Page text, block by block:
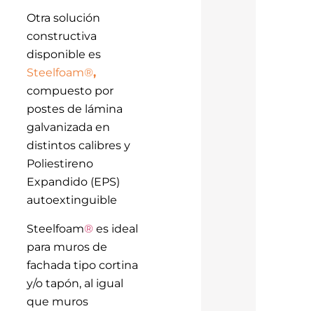
Otra solución
constructiva
disponible es
Steelfoam®,
compuesto por
postes de lámina
galvanizada en
distintos calibres y
Poliestireno
Expandido (EPS)
autoextinguible
Steelfoam® es ideal
para muros de
fachada tipo cortina
y/o tapón, al igual
que muros